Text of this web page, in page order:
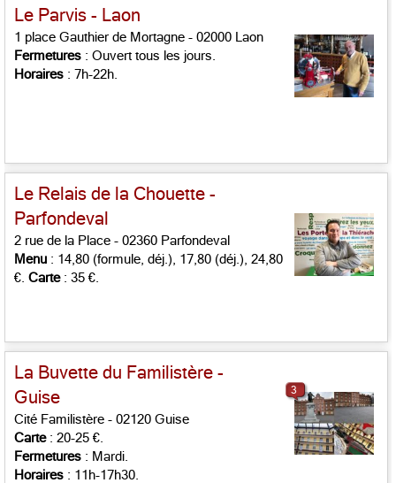
Le Parvis - Laon
1 place Gauthier de Mortagne - 02000 Laon
Fermetures : Ouvert tous les jours.
Horaires : 7h-22h.
Le Relais de la Chouette -
Parfondeval
2 rue de la Place - 02360 Parfondeval
Menu : 14,80 (formule, déj.), 17,80 (déj.), 24,80
€. Carte: 35 €.
La Buvette du Familistère -
Guise
Cité Familistère - 02120 Guise
Carte: 20-25 €.
Fermetures : Mardi.
Horaires : 11h-17h30.
3